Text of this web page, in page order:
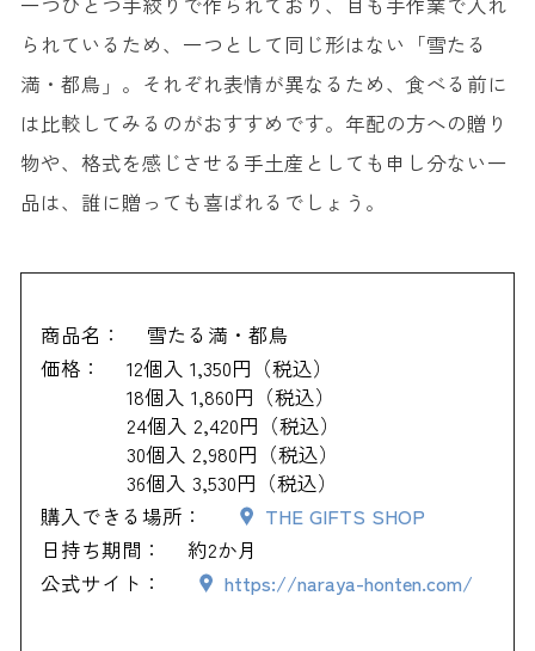
られているため、一つとして同じ形はない「雪たる
満・都鳥」。それぞれ表情が異なるため、食べる前に
は比較してみるのがおすすめです。年配の方への贈り
物や、格式を感じさせる手土産としても申し分ない一
品は、誰に贈っても喜ばれるでしょう。
商品名：
雪たる満・都鳥
価格：
12個入 1,350円（税込）
18個入 1,860円（税込）
24個入 2,420円（税込）
30個入 2,980円（税込）
36個入 3,530円（税込）
購入できる場所：
THE GIFTS SHOP
日持ち期間：
約2か月
公式サイト：
https://naraya-honten.com/